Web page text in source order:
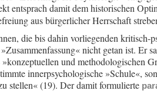
entsprach damit dem historischen
aus bürgerlicher Herrschaft
die bis dahin vorliegenden kritisch-
nicht getan ist. Er
und methodologischen
innerpsychologische »Schule«,
stellen« (19). Der damit formulierte